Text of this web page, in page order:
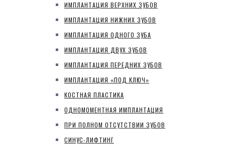
ИМПЛАНТАЦИЯ ВЕРХНИХ ЗУБОВ
ИМПЛАНТАЦИЯ НИЖНИХ ЗУБОВ
ИМПЛАНТАЦИЯ ОДНОГО ЗУБА
ИМПЛАНТАЦИЯ ДВУХ ЗУБОВ
ИМПЛАНТАЦИЯ ПЕРЕДНИХ ЗУБОВ
ИМПЛАНТАЦИЯ «ПОД КЛЮЧ»
КОСТНАЯ ПЛАСТИКА
ОДНОМОМЕНТНАЯ ИМПЛАНТАЦИЯ
ПРИ ПОЛНОМ ОТСУТСТВИИ ЗУБОВ
СИНУС-ЛИФТИНГ